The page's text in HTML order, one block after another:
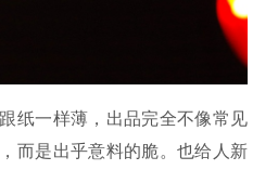
纸一样薄，出品完全不像常见
而是出乎意料的脆。也给人新